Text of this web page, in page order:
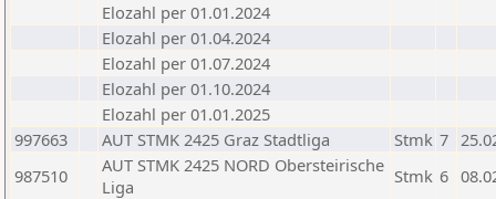
Elozahl per 01.01.2024
Elozahl per 01.04.2024
Elozahl per 01.07.2024
Elozahl per 01.10.2024
Elozahl per 01.01.2025
997663
AUT STMK 2425 Graz Stadtliga Stmk 7
987510
AUT STMK 2425 NORD Obersteirische
Liga
Stmk 6